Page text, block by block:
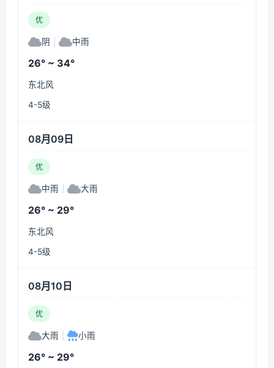
优
阴 中雨
26° ~ 34°
东北风
4-5级
08月09日
优
中雨 大雨
26° ~ 29°
东北风
4-5级
08月10日
优
大雨 小雨
26° ~ 29°